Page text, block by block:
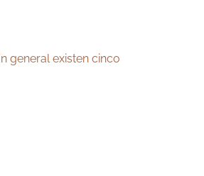
general existen cinco